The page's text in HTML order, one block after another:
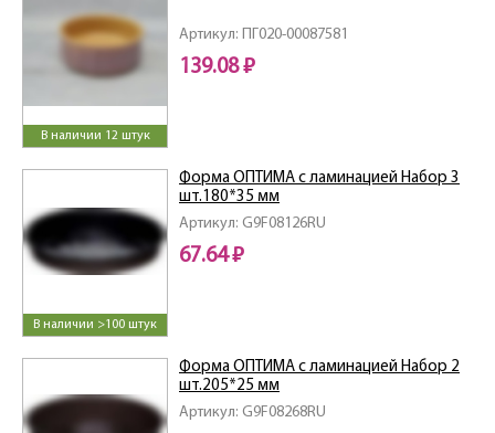
В наличии 12 штук
Артикул: ПГ020-00087581
139.08 ₽
В наличии >100 штук
Артикул: G9F08126RU
Форма ОПТИМА с ламинацией Набор 3
шт.180*35 мм
67.64 ₽
Артикул: G9F08268RU
Форма ОПТИМА с ламинацией Набор 2
шт.205*25 мм